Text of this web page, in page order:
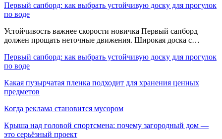
Первый сапборд: как выбрать устойчивую доску для прогулок
по воде
Устойчивость важнее скорости новичка Первый сапборд
должен прощать неточные движения. Широкая доска с…
Первый сапборд: как выбрать устойчивую доску для прогулок
по воде
Какая пузырчатая пленка подходит для хранения ценных
предметов
Когда реклама становится мусором
Крыша над головой спортсмена: почему загородный дом —
это серьёзный проект